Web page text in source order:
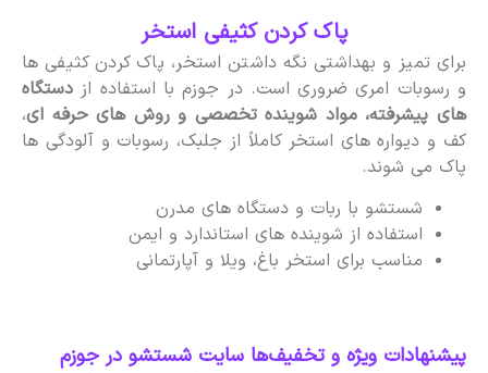
پاک کردن کثیفی استخر
برای تمیز و بهداشتی نگه داشتن استخر، پاک کردن کثیفی ها
و رسوبات امری ضروری است. در جوزم با استفاده از دستگاه
های پیشرفته، مواد شوینده تخصصی و روش های حرفه ای،
کف و دیواره های استخر کاملاً از جلبک، رسوبات و آلودگی ها
پاک می شوند.
شستشو با ربات و دستگاه های مدرن
استفاده از شوینده های استاندارد و ایمن
مناسب برای استخر باغ، ویلا و آپارتمانی
پیشنهادات ویژه و تخفیف‌ها سایت شستشو در جوزم